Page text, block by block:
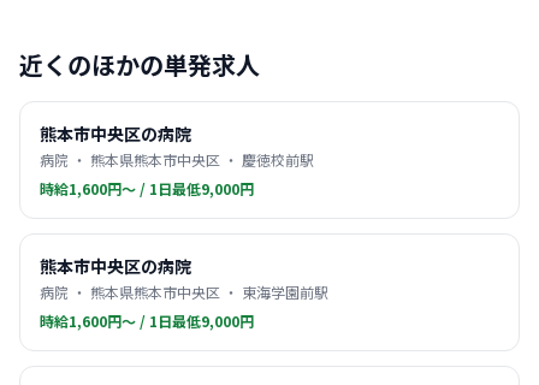
近くのほかの単発求人
熊本市中央区の病院
病院 ・ 熊本県熊本市中央区 ・ 慶徳校前駅
時給1,600円〜 / 1日最低9,000円
熊本市中央区の病院
病院 ・ 熊本県熊本市中央区 ・ 東海学園前駅
時給1,600円〜 / 1日最低9,000円